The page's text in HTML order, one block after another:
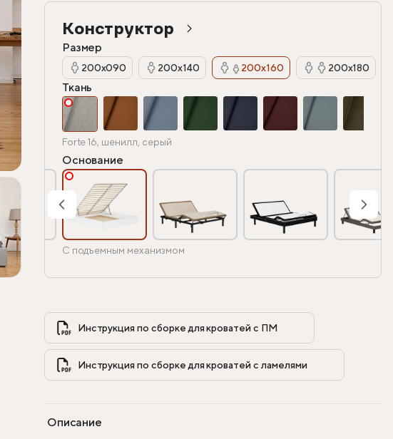
Конструктор
Размер
200х090 200х140 200х160 200х180
Ткань
Forte 16, шенилл, серый
Основание
С подъемным механизмом
Инструкция по сборке для кроватей с ПМ
Инструкция по сборке для кроватей с ламелями
Описание